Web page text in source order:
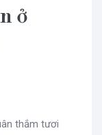
ở
thắm tươi